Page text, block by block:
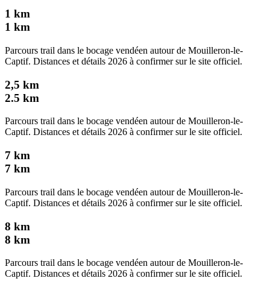
1 km
1 km
Parcours trail dans le bocage vendéen autour de Mouilleron-le-
Captif. Distances et détails 2026 à confirmer sur le site officiel.
2,5 km
2.5 km
Parcours trail dans le bocage vendéen autour de Mouilleron-le-
Captif. Distances et détails 2026 à confirmer sur le site officiel.
7 km
7 km
Parcours trail dans le bocage vendéen autour de Mouilleron-le-
Captif. Distances et détails 2026 à confirmer sur le site officiel.
8 km
8 km
Parcours trail dans le bocage vendéen autour de Mouilleron-le-
Captif. Distances et détails 2026 à confirmer sur le site officiel.